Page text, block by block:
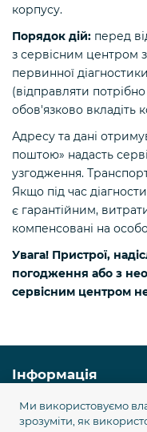
корпусу.
Порядок дій: перед
з сервісним центром
первинної
(відправляти
обов'язково вкладіть
Адресу та дані
поштою» надасть
узгодження.
Якщо під час
є гарантійним,
компенсовані на
Увага! Пристрої,
погодження або з
сервісним центром
Інформація
Служба
Ми використовуємо
зрозуміти, як